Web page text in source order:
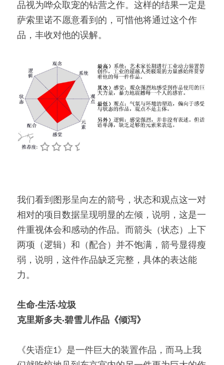
品视为哗众取宠的钻营之作。这样的结果一定是
萨索里诺不愿意看到的，可惜他将通过这个作
品，丰收对他的误解。
我们看到图形呈向左的箭号，状态和观点这一对
相对的项目数据呈现明显的左倾，说明，这是一
件重视体会和感动的作品。而箭头（状态）上下
两项（逻辑）和（配合）并不饱满，箭号显得瘦
弱，说明，这件作品缺乏完整，具体的表达能
力。
生命·生活·垃圾
克里斯多夫·碧雪儿作品《倾泻》
《失语症1》是一件巨大的装置作品，而马上我